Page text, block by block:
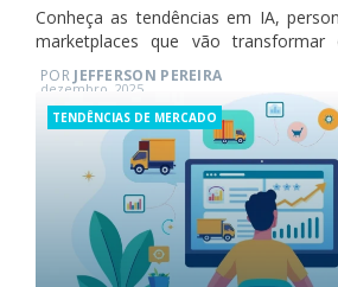
Conheça as tendências em IA,
marketplaces que vão transformar
2026.
PORJEFFERSON PEREIRA
Posted
on
dezembro, 2025
Categories
TENDÊNCIAS DE MERCADO